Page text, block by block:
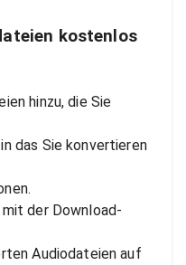
kostenlos
hinzu, die Sie
das Sie konvertieren
der Download-
Audiodateien auf